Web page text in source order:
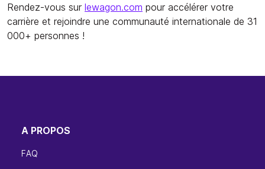
Rendez-vous sur lewagon.com pour accélérer votre
carrière et rejoindre une communauté internationale de 31
000+ personnes !
A PROPOS
FAQ